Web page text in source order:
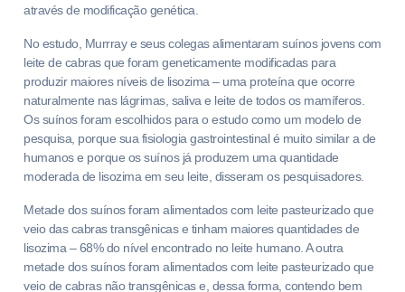
através de modificação genética.
No estudo, Murrray e seus colegas alimentaram suínos jovens com
leite de cabras que foram geneticamente modificadas para
produzir maiores níveis de lisozima – uma proteína que ocorre
naturalmente nas lágrimas, saliva e leite de todos os mamíferos.
Os suínos foram escolhidos para o estudo como um modelo de
pesquisa, porque sua fisiologia gastrointestinal é muito similar a de
humanos e porque os suínos já produzem uma quantidade
moderada de lisozima em seu leite, disseram os pesquisadores.
Metade dos suínos foram alimentados com leite pasteurizado que
veio das cabras transgênicas e tinham maiores quantidades de
lisozima – 68% do nível encontrado no leite humano. A outra
metade dos suínos foram alimentados com leite pasteurizado que
veio de cabras não transgênicas e, dessa forma, contendo bem